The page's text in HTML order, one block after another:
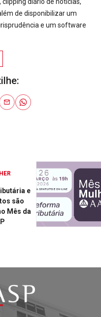
de disponibilizar um
e um software
e
são
Mês da